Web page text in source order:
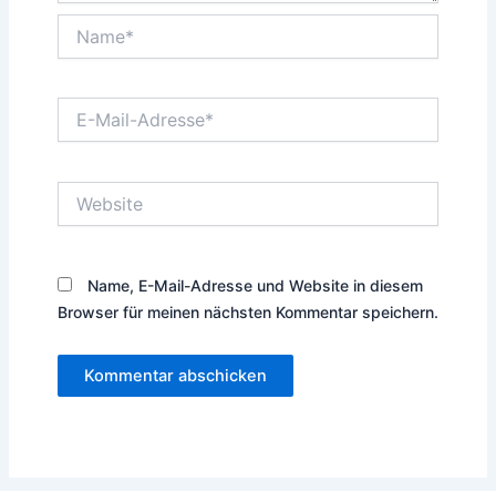
Mail-
Name, E-Mail-Adresse und Website in diesem
Browser für meinen nächsten Kommentar speichern.